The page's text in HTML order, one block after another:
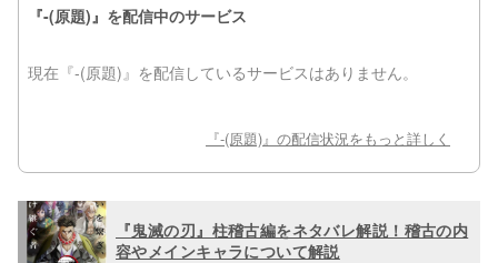
『鬼滅の刃』柱稽古編をネタバレ解説！稽古の内
容やメインキャラについて解説